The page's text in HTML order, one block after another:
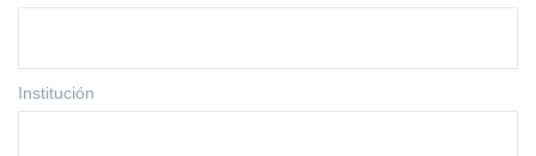
Institución